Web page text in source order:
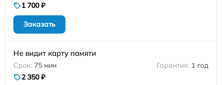
1 700 ₽
Заказать
Не видит карту памяти
75 мин
1 год
2 350 ₽